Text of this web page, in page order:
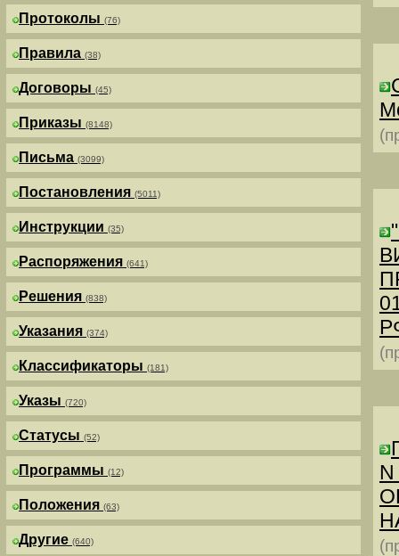
Протоколы (76)
Правила (38)
Договоры (45)
Приказы (8148)
Письма (3099)
Постановления (5011)
Инструкции (35)
Распоряжения (641)
Решения (838)
Указания (374)
Классификаторы (181)
Указы (720)
Статусы (52)
Программы (12)
Положения (63)
Другие (640)